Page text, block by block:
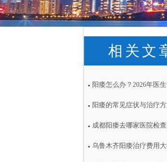
相关文
● 阳痿怎么办？2026年医
● 阳痿的常见症状与治疗
● 成都阳痿去哪家医院检
● 乌鲁木齐阳痿治疗费用